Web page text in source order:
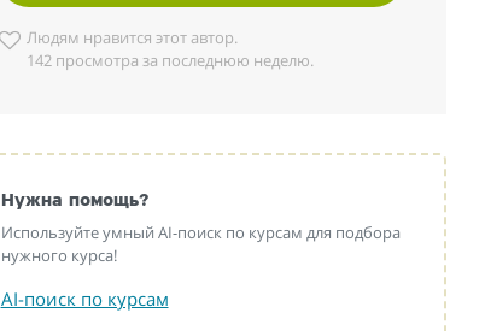
Людям нравится этот автор.
142 просмотра за последнюю неделю.
Нужна помощь?
Используйте умный AI-поиск по курсам для подбора
нужного курса!
AI-поиск по курсам